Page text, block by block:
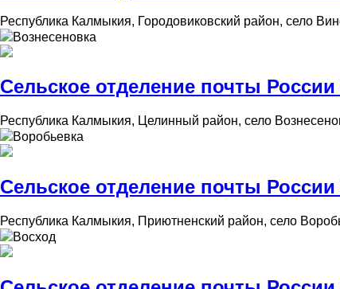
Республика Калмыкия, Городовиковский район, село
Вознесеновка
Сельское отделение почты
Республика Калмыкия, Целинный район, село
Воробьевка
Сельское отделение почты
Республика Калмыкия, Приютненский район, село
Восход